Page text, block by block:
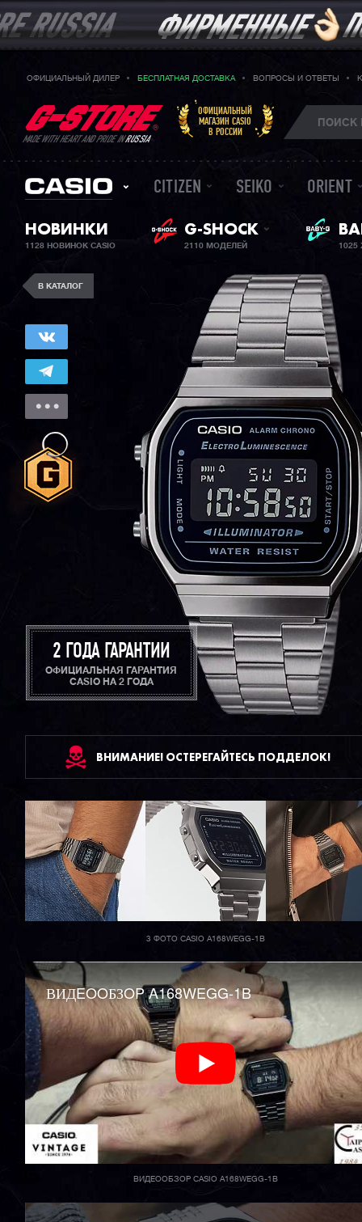
ОФИЦИАЛЬНЫЙ ДИЛЕР БЕСПЛАТНАЯ ДОСТАВКА ВОПРОСЫ И ОТВЕТЫ
MADE WITH HEART AND PRIDE INRUSSIA
ОФИЦИАЛЬНЫЙ
МАГАЗИН CASIO
В РОССИИ
CITIZEN SEIKO ORIENT
НОВИНКИ
1128 НОВИНОК CASIO
G-SHOCK
2110 МОДЕЛЕЙ
В КАТАЛОГ
2 ГОДА ГАРАНТИИ
ОФИЦИАЛЬНАЯ ГАРАНТИЯ
CASIO НА 2 ГОДА
ВНИМАНИЕ! ОСТЕРЕГАЙТЕСЬ ПОДДЕЛОК!
3 ФОТО CASIO A168WEGG-1B
ВИДEOOБЗOP A168WEGG-1B
ВИДЕООБЗОР CASIO A168WEGG-1B